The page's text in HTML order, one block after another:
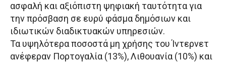
ασφαλή και αξιόπιστη ψηφιακή ταυτότητα για
την πρόσβαση σε ευρύ φάσμα δημόσιων και
ιδιωτικών διαδικτυακών υπηρεσιών.
Τα υψηλότερα ποσοστά μη χρήσης του Ίντερνετ
ανέφεραν Πορτογαλία (13%), Λιθουανία (10%) και